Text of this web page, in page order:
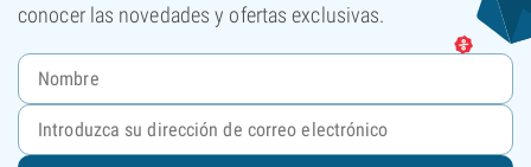
conocer las novedades y ofertas exclusivas.